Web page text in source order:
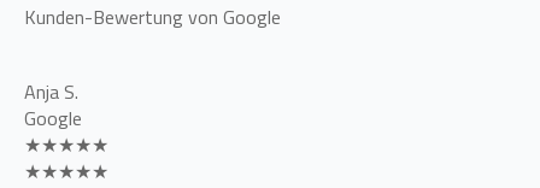
Kunden-Bewertung von Google
Anja S.
Google
★★★★★
★★★★★